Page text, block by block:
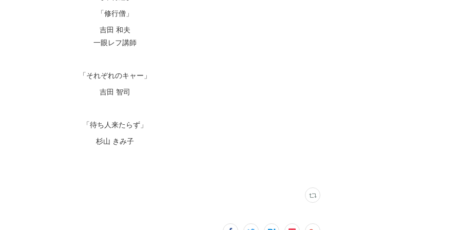
「修行僧」
吉田 和夫
一眼レフ講師
「それぞれのキャー」
吉田 智司
「待ち人来たらず」
杉山 きみ子